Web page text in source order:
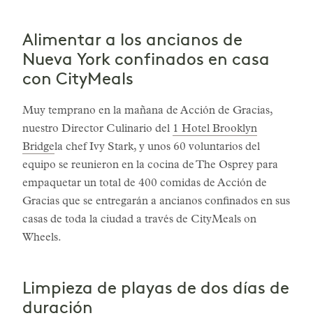
Alimentar a los ancianos de
Nueva York confinados en casa
con CityMeals
Muy temprano en la mañana de Acción de Gracias,
nuestro Director Culinario del 1 Hotel Brooklyn
Bridgela chef Ivy Stark, y unos 60 voluntarios del
equipo se reunieron en la cocina de The Osprey para
empaquetar un total de 400 comidas de Acción de
Gracias que se entregarán a ancianos confinados en sus
casas de toda la ciudad a través de CityMeals on
Wheels.
Limpieza de playas de dos días de
duración